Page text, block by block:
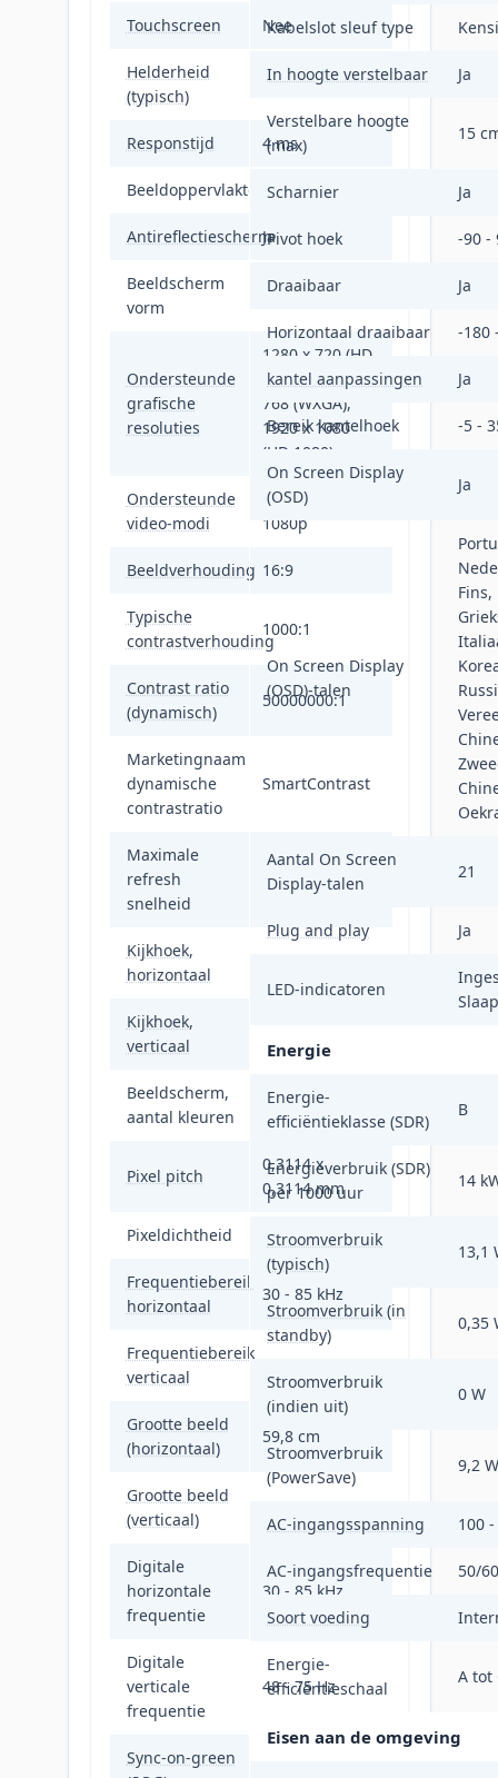
Touchscreen Nee
Helderheid
(typisch)
250 cd/m²
Responstijd 4 ms
Beeldoppervlakte Mat
Antireflectiescherm
Ja
Beeldscherm
vorm
Flat
Ondersteunde
grafische
resoluties
1280 x 720 (HD
720), 1360 x
768 (WXGA),
1920 x 1080
(HD 1080)
Ondersteunde
video-modi
720p, 768p,
1080p
Beeldverhouding 16:9
Typische
contrastverhouding
1000:1
Contrast ratio
(dynamisch)
50000000:1
Marketingnaam
dynamische
contrastratio
SmartContrast
Maximale
refresh
snelheid
75 Hz
Kijkhoek,
horizontaal
Kijkhoek,
verticaal
Beeldscherm,
aantal kleuren
16,7 miljoen
kleuren
Pixel pitch
0,3114 x
0,3114 mm
Pixeldichtheid 82 ppi
Frequentiebereik
horizontaal
30 - 85 kHz
Frequentiebereik
verticaal
Grootte beeld
(horizontaal)
59,8 cm
Grootte beeld
(verticaal)
Digitale
horizontale
frequentie
30 - 85 kHz
Digitale
verticale
frequentie
48 - 75 Hz
Sync-on-green
Kabelslot sleuf type
In hoogte verstelbaar Ja
Verstelbare hoogte
(max)
15
Scharnier Ja
Pivot hoek -90 -
Draaibaar Ja
Horizontaal draaibaar -180
kantel aanpassingen Ja
Bereik kantelhoek -5 -
On Screen Display
(OSD)
Ja
On Screen Display
(OSD)-talen
Fins,
Aantal On Screen
Display-talen
21
Plug and play Ja
LED-indicatoren
Energie
Energie-
efficiëntieklasse (SDR)
B
Energieverbruik (SDR)
per 1000 uur
14
Stroomverbruik
(typisch)
13,1
Stroomverbruik (in
standby)
0,35
Stroomverbruik
(indien uit)
0 W
Stroomverbruik
(PowerSave)
9,2 W
AC-ingangsspanning 100
AC-ingangsfrequentie 50/
Soort voeding
Energie-
efficiëntieschaal
A tot
Eisen aan de omgeving